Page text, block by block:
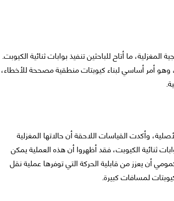
ما أتاح للباحثين تنفيذ بوابات ثنائية الكيوبت.
أمر أساسي لبناء كيوبتات منطقية مصححة للأخطاء،
وأكدت القياسات اللاحقة أن حالاتها المغزلية
ثنائية الكيوبت، فقد أظهروا أن هذه العملية يمكن
أن يعزز من قابلية الحركة التي توفرها عملية نقل
لمسافات كبيرة.